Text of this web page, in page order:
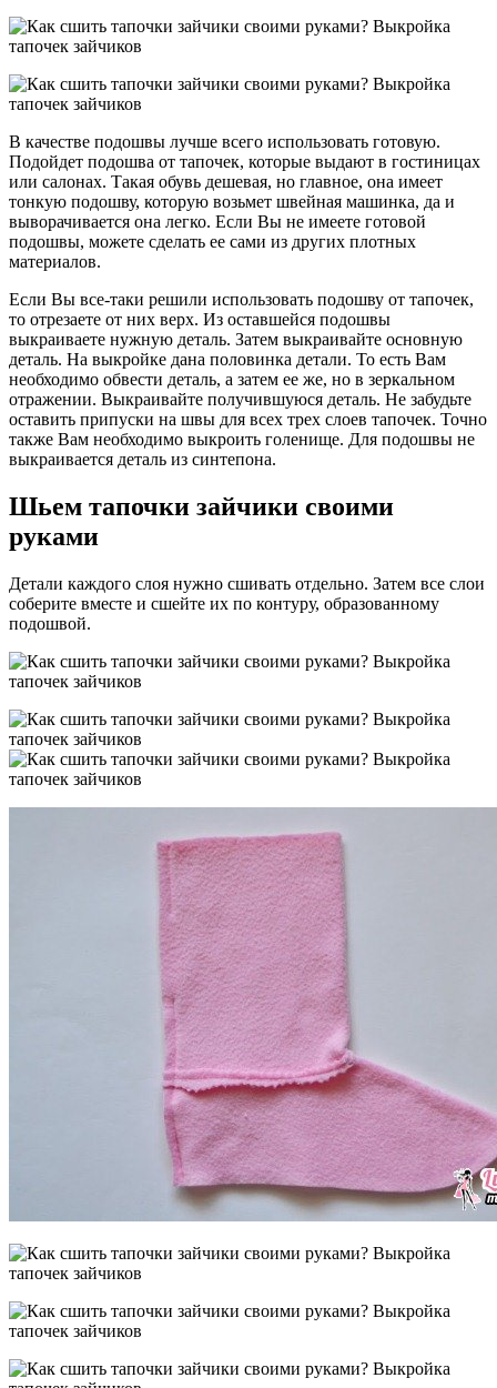
В качестве подошвы лучше всего использовать готовую.
Подойдет подошва от тапочек, которые выдают в гостиницах
или салонах. Такая обувь дешевая, но главное, она имеет
тонкую подошву, которую возьмет швейная машинка, да и
выворачивается она легко. Если Вы не имеете готовой
подошвы, можете сделать ее сами из других плотных
материалов.
Если Вы все-таки решили использовать подошву от тапочек,
то отрезаете от них верх. Из оставшейся подошвы
выкраиваете нужную деталь. Затем выкраивайте основную
деталь. На выкройке дана половинка детали. То есть Вам
необходимо обвести деталь, а затем ее же, но в зеркальном
отражении. Выкраивайте получившуюся деталь. Не забудьте
оставить припуски на швы для всех трех слоев тапочек. Точно
также Вам необходимо выкроить голенище. Для подошвы не
выкраивается деталь из синтепона.
Шьем тапочки зайчики своими
руками
Детали каждого слоя нужно сшивать отдельно. Затем все слои
соберите вместе и сшейте их по контуру, образованному
подошвой.